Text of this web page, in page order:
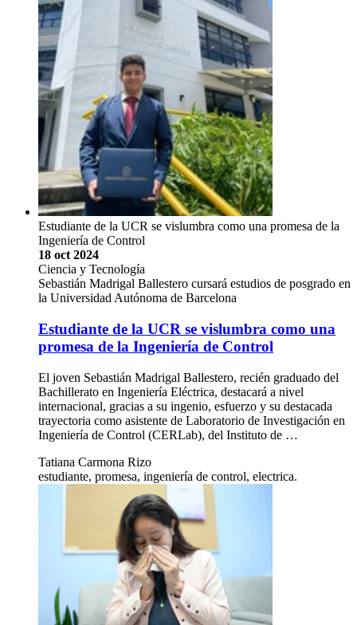
Estudiante de la UCR se vislumbra como una promesa de la
Ingeniería de Control
18 oct 2024
Ciencia y Tecnología
Sebastián Madrigal Ballestero cursará estudios de posgrado en
la Universidad Autónoma de Barcelona
Estudiante de la UCR se vislumbra como una
promesa de la Ingeniería de Control
El joven Sebastián Madrigal Ballestero, recién graduado del
Bachillerato en Ingeniería Eléctrica, destacará a nivel
internacional, gracias a su ingenio, esfuerzo y su destacada
trayectoria como asistente de Laboratorio de Investigación en
Ingeniería de Control (CERLab), del Instituto de …
Tatiana Carmona Rizo
estudiante, promesa, ingeniería de control, electrica.